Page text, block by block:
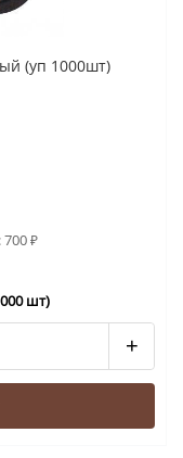
(уп 1000шт)
700₽
шт)
+